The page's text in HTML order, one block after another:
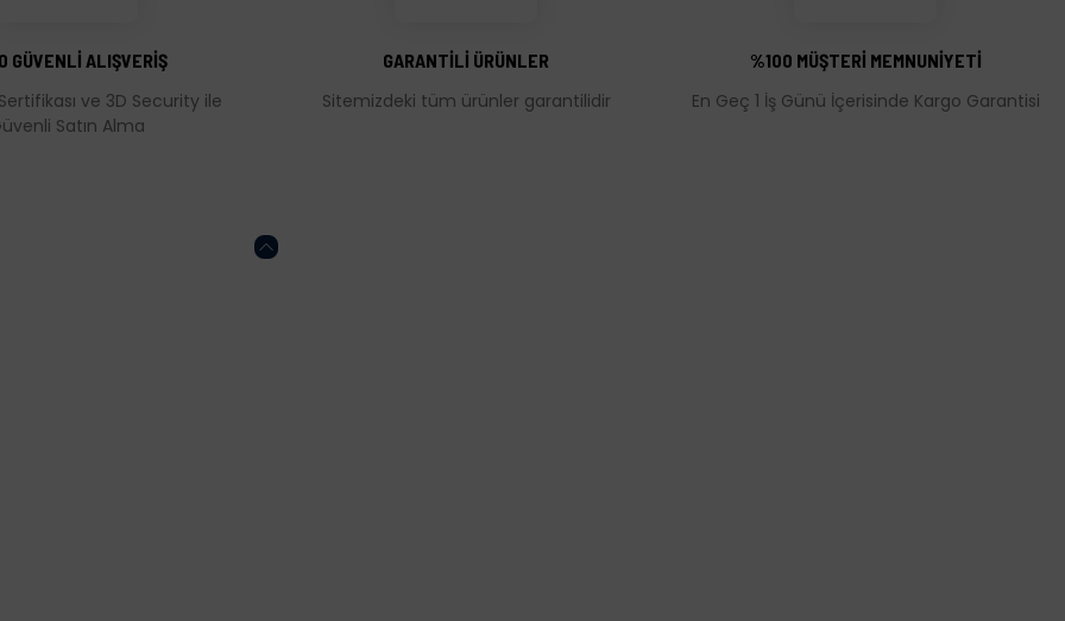
GÜVENLİ ALIŞVERİŞ
ve 3D Security ile
Satın Alma
GARANTİLİ ÜRÜNLER
Sitemizdeki tüm ürünler garantilidir
%100 MÜŞTERİ MEMNUNİYETİ
En Geç 1 İş Günü İçerisinde Kargo Garantisi